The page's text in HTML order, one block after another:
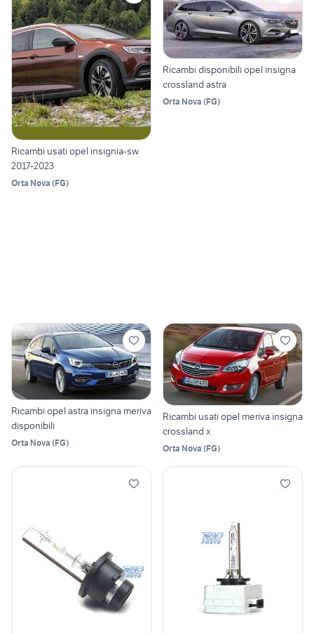
Ricambi usati opel insignia-sw
2017-2023
Orta Nova (FG)
Ricambi disponibili opel insigna
crossland astra
Orta Nova (FG)
Ricambi opel astra insigna meriva
disponibili
Orta Nova (FG)
Ricambi usati opel meriva insigna
crossland x
Orta Nova (FG)